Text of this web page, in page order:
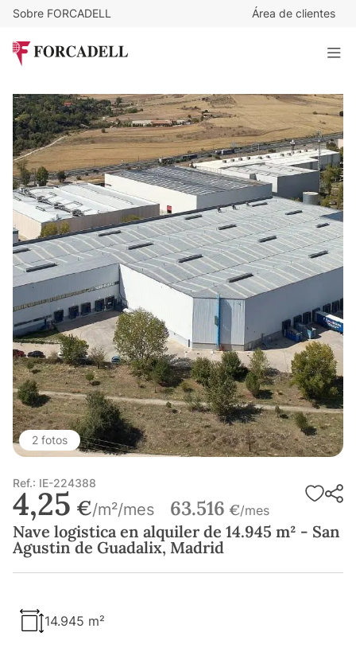
Sobre FORCADELL Área de clientes
Nave logistica en alquiler de 14.945 m² - San Agustin de
Guadalix, Madrid
2 fotos
Ref.: IE-224388
4,25 €/m²/mes 63.516 €/mes
Nave logistica en alquiler de 14.945 m² - San
Agustin de Guadalix, Madrid
14.945 m²